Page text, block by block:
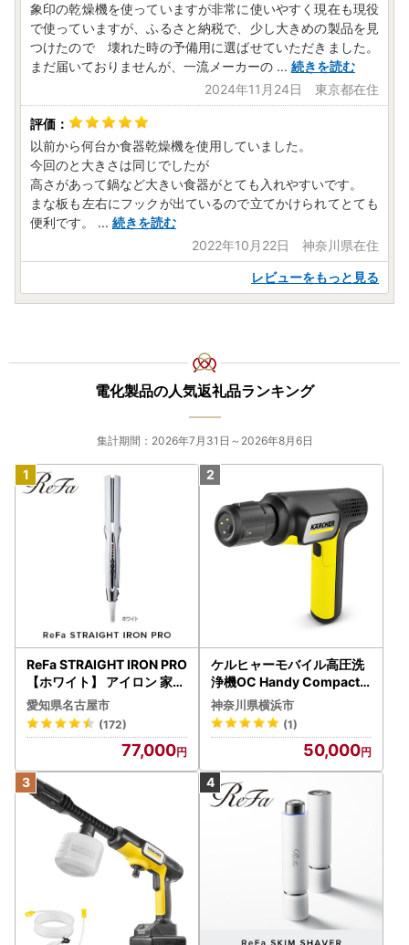
象印の乾燥機を使っていますが非常に使いやすく現在も現役
で使っていますが、ふるさと納税で、少し大きめの製品を見
つけたので 壊れた時の予備用に選ばせていただきました。
まだ届いておりませんが、一流メーカーの ... 続きを読む
2024年11月24日 東京都在住
以前から何台か食器乾燥機を使用していました。
今回のと大きさは同じでしたが
高さがあって鍋など大きい食器がとても入れやすいです。
まな板も左右にフックが出ているので立てかけられてとても
便利です。
... 続きを読む
2022年10月22日 神奈川県在住
レビューをもっと見る
電化製品の人気返礼品ランキング
集計期間：2026年7月31日～2026年8月6日
ReFa STRAIGHT IRON PRO
【ホワイト】 アイロン 家電
美容 リファ アイロン
愛知県名古屋市
(172)
77,000
ケルヒャーモバイル高圧洗
浄機OC Handy Compact
（ハンディエア） APV000
7
神奈川県横浜市
(1)
50,000